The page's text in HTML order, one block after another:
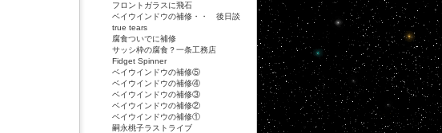
フロントガラスに飛石
ベイウインドウの補修・・ 後日談
true tears
腐食ついでに補修
サッシ枠の腐食？一条工務店
Fidget Spinner
ベイウインドウの補修⑤
ベイウインドウの補修④
ベイウインドウの補修③
ベイウインドウの補修②
ベイウインドウの補修①
嗣永桃子ラストライブ